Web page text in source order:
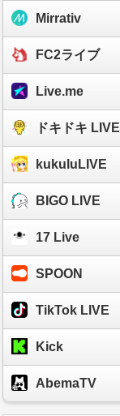
Mirrativ
FC2ライブ
Live.me
ドキドキ LIVE
kukuluLIVE
BIGO LIVE
17 Live
SPOON
TikTok LIVE
Kick
AbemaTV